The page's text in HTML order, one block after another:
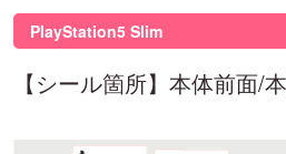
PlayStation5 Slim
【シール箇所】本体前面/